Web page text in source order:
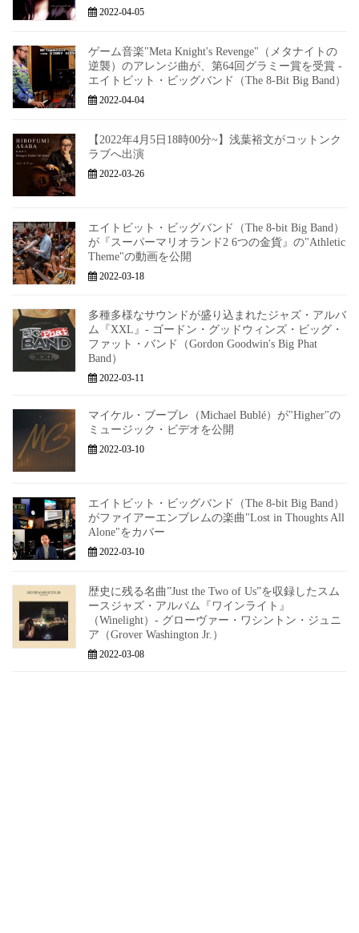
2022-04-05
ゲーム音楽"Meta Knight's Revenge"（メタナイトの
逆襲）のアレンジ曲が、第64回グラミー賞を受賞 -
エイトビット・ビッグバンド（The 8-Bit Big Band）
2022-04-04
【2022年4月5日18時00分~】浅葉裕文がコットンク
ラブへ出演
2022-03-26
エイトビット・ビッグバンド（The 8-bit Big Band）
が『スーパーマリオランド2 6つの金貨』の"Athletic
Theme"の動画を公開
2022-03-18
多種多様なサウンドが盛り込まれたジャズ・アルバ
ム『XXL』- ゴードン・グッドウィンズ・ビッグ・
ファット・バンド（Gordon Goodwin's Big Phat
Band）
2022-03-11
マイケル・ブーブレ（Michael Bublé）が"Higher"の
ミュージック・ビデオを公開
2022-03-10
エイトビット・ビッグバンド（The 8-bit Big Band）
がファイアーエンブレムの楽曲"Lost in Thoughts All
Alone"をカバー
2022-03-10
歴史に残る名曲”Just the Two of Us”を収録したスム
ースジャズ・アルバム『ワインライト』
（Winelight）- グローヴァー・ワシントン・ジュニ
ア（Grover Washington Jr.）
2022-03-08